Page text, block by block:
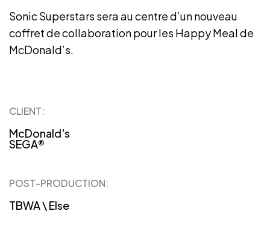
Sonic Superstars sera au centre d’un nouveau
coffret de collaboration pour les Happy Meal de
McDonald’s.
CLIENT:
McDonald's
SEGA®
POST-PRODUCTION:
TBWA \ Else